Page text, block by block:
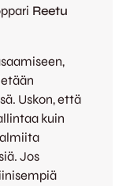
Reetu
Uskon, että
kuin
Jos